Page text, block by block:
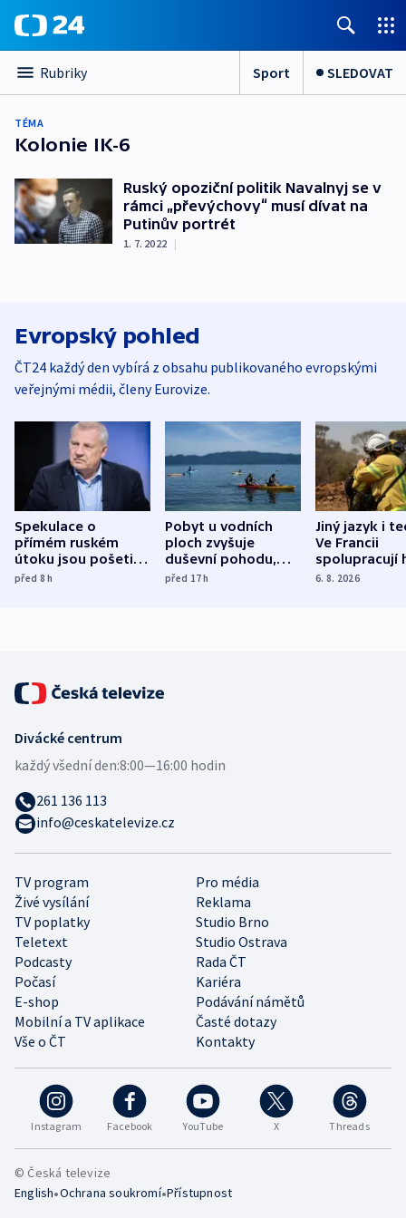
Rubriky Sport SLEDOVAT
TÉMA
Kolonie IK-6
Ruský opoziční politik Navalnyj se v
rámci „převýchovy“ musí dívat na
Putinův portrét
1. 7. 2022 |
Evropský pohled
ČT24 každý den vybírá z obsahu publikovaného evropskými
veřejnými médii, členy Eurovize.
Spekulace o
přímém ruském
útoku jsou pošetilé,
míní estonský
před 8h
Pobyt u vodních
ploch zvyšuje
duševní pohodu,
ukázala
před 17h
Jiný jazyk i
Ve Francii
spolupracují
různých zemí
6. 8. 2026
Instagram Facebook YouTube X Threads
TV program
Pro média
Živé vysílání
Reklama
TV poplatky
Studio Brno
Teletext
Studio Ostrava
Podcasty
Rada ČT
Počasí
Kariéra
E-shop
Podávání námětů
Mobilní a TV aplikace
Časté dotazy
Vše o ČT
Kontakty
Divácké centrum
každý všední den:8:00—16:00 hodin
261 136 113
info@ceskatelevize.cz
© Česká televize
English•Ochrana soukromí•Přístupnost